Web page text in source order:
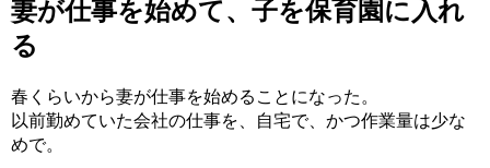
妻が仕事を始めて、子を保育園に入れ
る
春くらいから妻が仕事を始めることになった。
以前勤めていた会社の仕事を、自宅で、かつ作業量は少な
めで。